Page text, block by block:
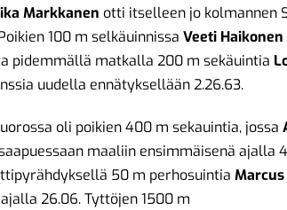
Markkanen otti itselleen jo kolmannen
100 m selkäuinnissaVeeti Haikonen
pidemmällä matkalla 200 m sekäuintia
uudella ennätyksellään 2.26.63.
oli poikien 400 m sekauintia, jossa
maaliin ensimmäisenä ajalla
50 m perhosuintia
26.06. Tyttöjen 1500 m